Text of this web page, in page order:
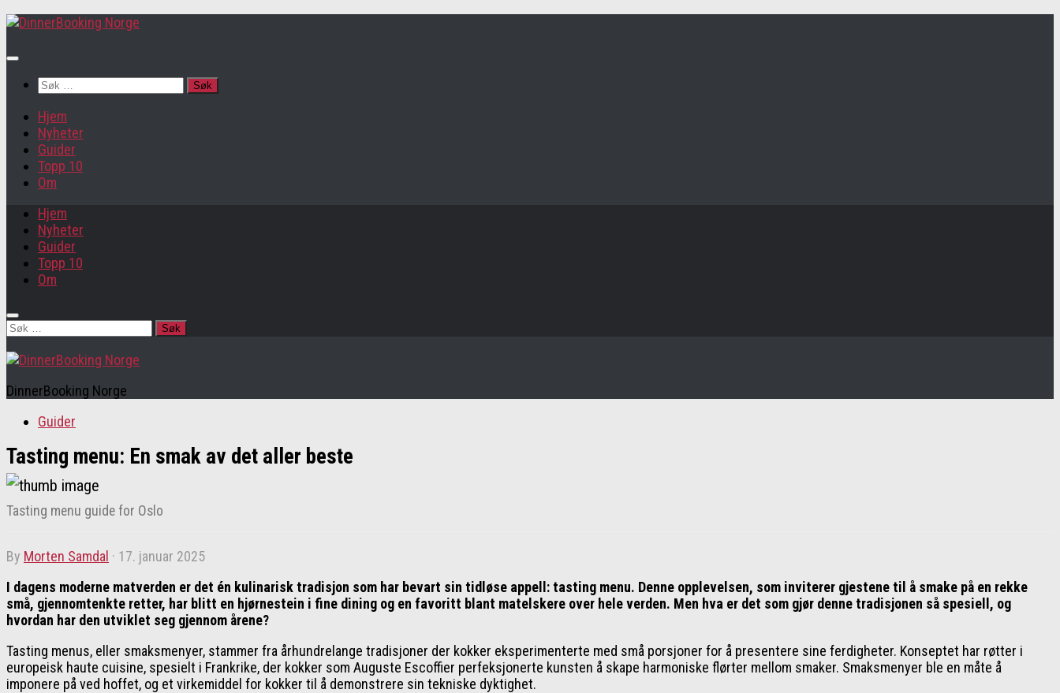
Søk
Hjem
Nyheter
Guider
Topp 10
Om
Hjem
Nyheter
Guider
Topp 10
Om
Søk
DinnerBooking Norge
Guider
Tasting menu: En smak av det aller beste
Tasting menu guide for Oslo
by Morten Samdal · 17. januar 2025
I dagens moderne matverden er det én kulinarisk tradisjon som har bevart sin tidløse appell: tasting menu. Denne opplevelsen, som inviterer gjestene til å smake på en rekke
små, gjennomtenkte retter, har blitt en hjørnestein i fine dining og en favoritt blant matelskere over hele verden. Men hva er det som gjør denne tradisjonen så spesiell, og
hvordan har den utviklet seg gjennom årene?
Tasting menus, eller smaksmenyer, stammer fra århundrelange tradisjoner der kokker eksperimenterte med små porsjoner for å presentere sine ferdigheter. Konseptet har røtter i
europeisk haute cuisine, spesielt i Frankrike, der kokker som Auguste Escoffier perfeksjonerte kunsten å skape harmoniske flørter mellom smaker. Smaksmenyer ble en måte å
imponere på ved hoffet, og et virkemiddel for kokker til å demonstrere sin tekniske dyktighet.